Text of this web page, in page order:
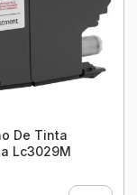
De Tinta
Lc3029M